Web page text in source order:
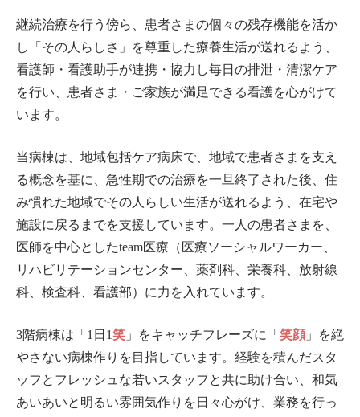
継続治療を行う傍ら、患者さまの個々の残存機能を活か
し「その人らしさ」を尊重した療養生活が送れるよう、
看護師・看護助手が連携・協力し毎日の排泄・清潔ケア
を行い、患者さま・ご家族が満足できる看護を心がけて
います。
当病棟は、地域包括ケア病床で、地域で患者さまを支え
る概念を基に、急性期での治療を一旦終了された後、住
み慣れた地域でその人らしい生活が送れるよう、在宅や
施設に戻るまでを支援しています。一人の患者さまを、
医師を中心としたteam医療（医療ソーシャルワーカー、
リハビリテーションセンター、薬剤科、栄養科、放射線
科、検査科、看護部）に力を入れています。
3階病棟は「1日1笑 」をキャッチフレーズに「 笑顔」を絶
やさない病棟作りを目指しています。経験を積んだスタ
ッフとフレッシュな若いスタッフと共に助け合い、和気
あいあいと明るい雰囲気作りを日々心がけ、業務を行っ